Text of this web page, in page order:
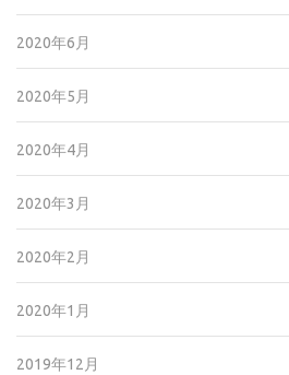
2020年6月
2020年5月
2020年4月
2020年3月
2020年2月
2020年1月
2019年12月